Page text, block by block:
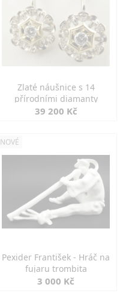
Zlaté náušnice s 14
přírodními diamanty
39 200 Kč
NOVÉ
Pexider František - Hráč na
fujaru trombita
3 000 Kč